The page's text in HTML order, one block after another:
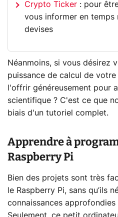
Crypto Ticker : pour
vous informer en temps
devises
Néanmoins, si vous désirez
puissance de calcul de
l'offrir généreusement pour
scientifique ? C'est ce que
biais d'un tutoriel complet.
Apprendre à
Raspberry Pi
Bien des projets sont très
le Raspberry Pi, sans qu’ils
connaissances